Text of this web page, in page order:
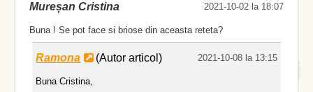
Mureșan Cristina 2021-10-02 la 18:07
Buna ! Se pot face si briose din aceasta reteta?
Ramona (Autor articol) 2021-10-08 la 13:15
Buna Cristina,